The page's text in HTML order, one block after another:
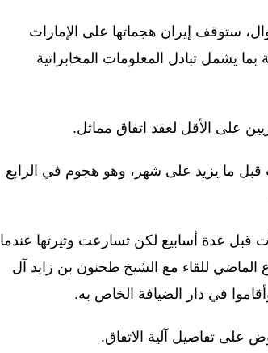
ستوقف إيران هجماتها على الإمارات
بما يشمل تبادل المعلومات المخابراتية
على الأقل لعقد اتفاق مماثل.
ما يزيد على شهر، وهو هجوم في الرابع
قبل عدة أسابيع لكن تسارعت وتيرتها عندما
الماضي للقاء مع الشيخ طحنون بن زايد آل
في دار الضيافة الخاص به.
على تفاصيل آلية الاتفاق.